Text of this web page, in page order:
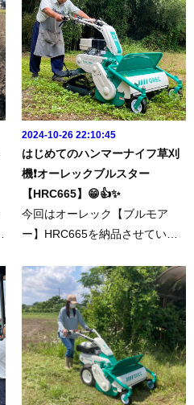
か🎵草刈機といえばハンマー
ナ...
2024-10-26 22:10:45
はじめてのハンマーナイフ草刈
機❗️オーレックブルスター
【HRC665】😁👍✨
今回はオーレック【ブルモア
ー】HRC665を納品させていた
品はこちらhttps://www.famtec.j
p/shopping/10/ハンマーナイフ
草刈機が初めてというお客様へ♪
なんとハンマーナイフモアとい
う...